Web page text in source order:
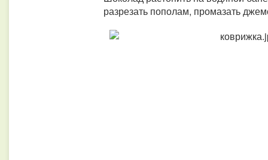
разрезать пополам, промазать